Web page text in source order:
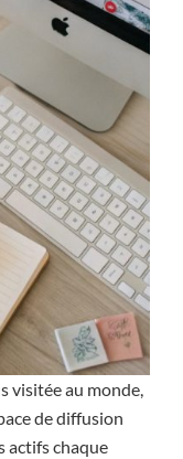
visitée au monde,
de diffusion
actifs chaque